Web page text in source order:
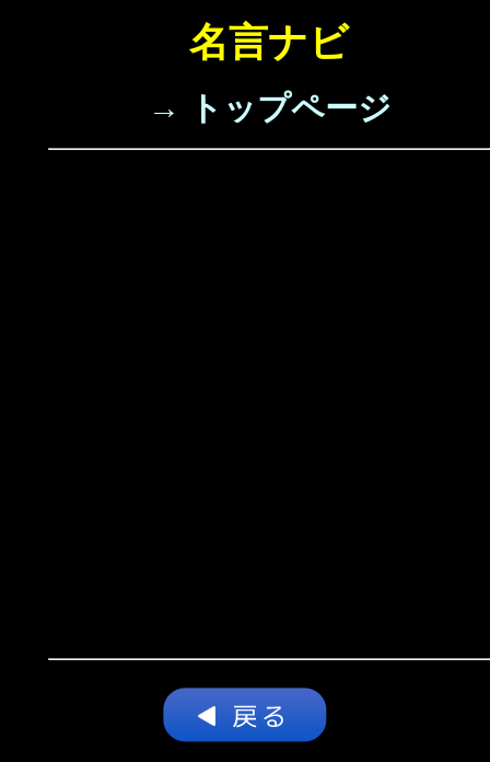
名言ナビ
→ トップページ